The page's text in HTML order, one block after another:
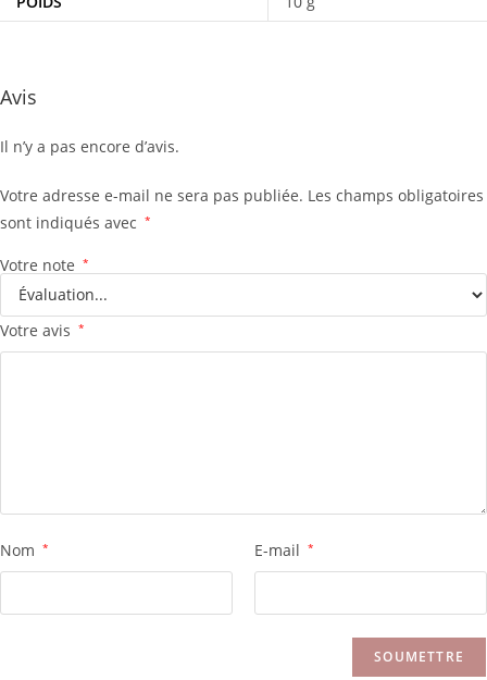
Avis
Il n’y a pas encore d’avis.
Votre adresse e-mail ne sera pas publiée. Les champs obligatoires
sont indiqués avec *
Votre note *
Votre avis *
Nom * E-mail *